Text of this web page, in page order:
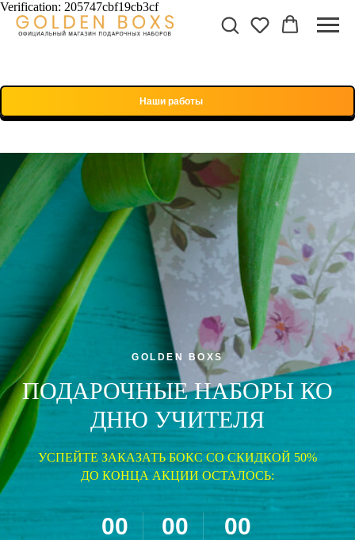
Verification: 205747cbf19cb3cf
Наши работы
GOLDEN BOXS
ПОДАРОЧНЫЕ НАБОРЫ КО
ДНЮ УЧИТЕЛЯ
УСПЕЙТЕ ЗАКАЗАТЬ БОКС СО СКИДКОЙ 50%
ДО КОНЦА АКЦИИ ОСТАЛОСЬ:
00 00 00